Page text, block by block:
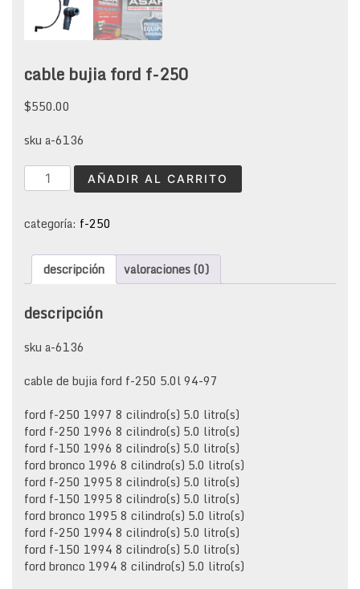
cable bujia ford f-250
$550.00
sku a-6136
cable
bujia
f-
cantidad
AÑADIR AL CARRITO
categoría: f-250
descripción valoraciones (0)
descripción
sku a-6136
cable de bujia ford f-250 5.0l 94-97
ford f-250 1997 8 cilindro(s) 5.0 litro(s)
ford f-250 1996 8 cilindro(s) 5.0 litro(s)
ford f-150 1996 8 cilindro(s) 5.0 litro(s)
ford bronco 1996 8 cilindro(s) 5.0 litro(s)
ford f-250 1995 8 cilindro(s) 5.0 litro(s)
ford f-150 1995 8 cilindro(s) 5.0 litro(s)
ford bronco 1995 8 cilindro(s) 5.0 litro(s)
ford f-250 1994 8 cilindro(s) 5.0 litro(s)
ford f-150 1994 8 cilindro(s) 5.0 litro(s)
ford bronco 1994 8 cilindro(s) 5.0 litro(s)